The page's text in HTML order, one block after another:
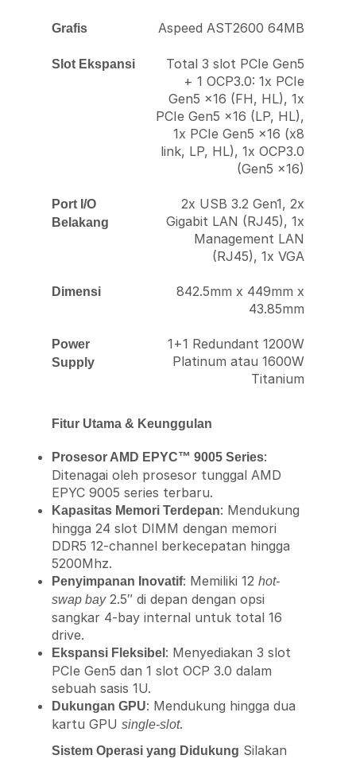
Grafis Aspeed AST2600 64MB
Slot Ekspansi
Total 3 slot PCIe Gen5
+ 1 OCP3.0: 1x PCIe
Gen5 x16 (FH, HL), 1x
PCIe Gen5 x16 (LP, HL),
1x PCIe Gen5 x16 (x8
link, LP, HL), 1x OCP3.0
(Gen5 x16)
Port I/O
Belakang
2x USB 3.2 Gen1, 2x
Gigabit LAN (RJ45), 1x
Management LAN
(RJ45), 1x VGA
Dimensi
842.5mm x 449mm x
43.85mm
Power
Supply
1+1 Redundant 1200W
Platinum atau 1600W
Titanium
Fitur Utama & Keunggulan
Prosesor AMD EPYC™ 9005 Series:
Ditenagai oleh prosesor tunggal AMD
EPYC 9005 series terbaru.
Kapasitas Memori Terdepan: Mendukung
hingga 24 slot DIMM dengan memori
DDR5 12-channel berkecepatan hingga
5200Mhz.
Penyimpanan Inovatif: Memiliki 12 hot-
swap bay2.5″ di depan dengan opsi
sangkar 4-bay internal untuk total 16
drive.
Ekspansi Fleksibel : Menyediakan 3 slot
PCIe Gen5 dan 1 slot OCP 3.0 dalam
sebuah sasis 1U.
Dukungan GPU: Mendukung hingga dua
kartu GPU single-slot.
Sistem Operasi yang Didukung Silakan